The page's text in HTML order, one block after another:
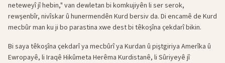
neteweyî jî hebin," van dewletan bi komkujiyên li ser serok,
rewşenbîr, nivîskar û hunermendên Kurd bersiv da. Di encamê de Kurd
mecbûr man ku ji bo parastina xwe dest bi têkoşîna çekdarî bikin.
Bi saya têkoşîna çekdarî ya mecbûrî ya Kurdan û piştgiriya Amerîka û
Ewropayê, li Iraqê Hikûmeta Herêma Kurdistanê, li Sûriyeyê jî